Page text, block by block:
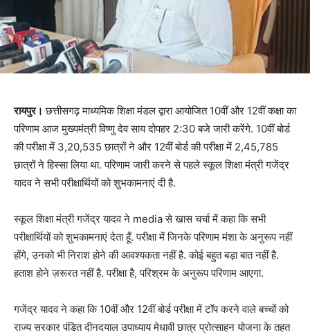
रायपुर। छत्तीसगढ़ माध्यमिक शिक्षा मंडल द्वारा आयोजित 10वीं और 12वीं कक्षा का
परिणाम आज मुख्यमंत्री विष्णु देव साय दोपहर 2:30 बजे जारी करेंगे. 10वीं बोर्ड
की परीक्षा में 3,20,535 छात्रों ने और 12वीं बोर्ड की परीक्षा में 2,45,785
छात्रों ने हिस्सा लिया था. परिणाम जारी करने से पहले स्कूल शिक्षा मंत्री गजेंद्र
यादव ने सभी परीक्षार्थियों को शुभकामनाएं दी है.
स्कूल शिक्षा मंत्री गजेंद्र यादव ने media से खास चर्चा में कहा कि सभी
परीक्षार्थियों को शुभकामनाएं देता हूँ. परीक्षा में जिनके परिणाम मंशा के अनुरूप नहीं
होंगे, उनको भी निराश होने की आवश्यकता नहीं है. कोई बहुत बड़ा बात नहीं है.
हताश होने ज़रूरत नहीं है. परीक्षा है, परिश्रम के अनुरूप परिणाम आएगा.
गजेंद्र यादव ने कहा कि 10वीं और 12वीं बोर्ड परीक्षा में टॉप करने वाले बच्चों को
राज्य सरकार पंडित दीनदयाल उपाध्याय मेधावी छात्र प्रोत्साहन योजना के तहत